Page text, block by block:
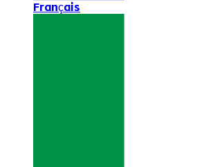
Français